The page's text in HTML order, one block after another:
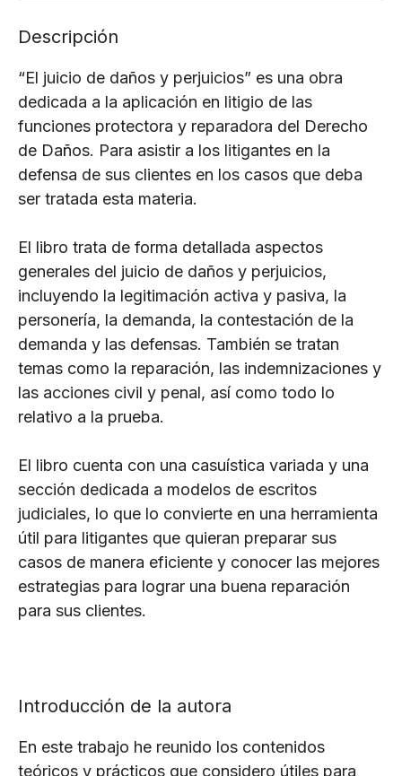
Descripción
“El juicio de daños y perjuicios” es una obra
dedicada a la aplicación en litigio de las
funciones protectora y reparadora del Derecho
de Daños. Para asistir a los litigantes en la
defensa de sus clientes en los casos que deba
ser tratada esta materia.
El libro trata de forma detallada aspectos
generales del juicio de daños y perjuicios,
incluyendo la legitimación activa y pasiva, la
personería, la demanda, la contestación de la
demanda y las defensas. También se tratan
temas como la reparación, las indemnizaciones y
las acciones civil y penal, así como todo lo
relativo a la prueba.
El libro cuenta con una casuística variada y una
sección dedicada a modelos de escritos
judiciales, lo que lo convierte en una herramienta
útil para litigantes que quieran preparar sus
casos de manera eficiente y conocer las mejores
estrategias para lograr una buena reparación
para sus clientes.
Introducción de la autora
En este trabajo he reunido los contenidos
teóricos y prácticos que considero útiles para